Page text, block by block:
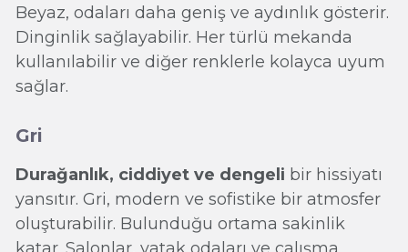
Beyaz, odaları daha geniş ve aydınlık gösterir.
Dinginlik sağlayabilir. Her türlü mekanda
kullanılabilir ve diğer renklerle kolayca uyum
sağlar.
Gri
Durağanlık, ciddiyet ve dengeli bir hissiyatı
yansıtır. Gri, modern ve sofistike bir atmosfer
oluşturabilir. Bulunduğu ortama sakinlik